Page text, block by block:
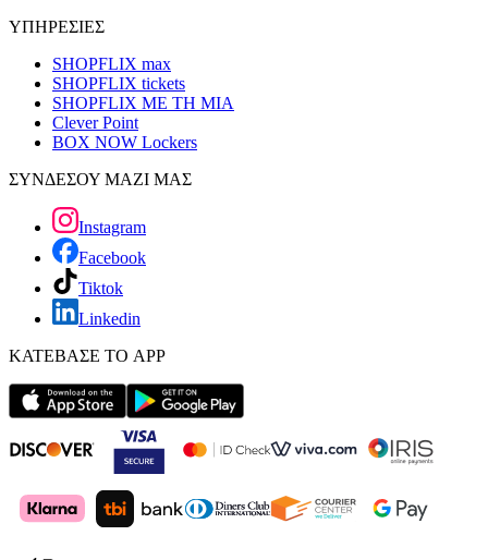
ΥΠΗΡΕΣΙΕΣ
SHOPFLIX max
SHOPFLIX tickets
SHOPFLIX ΜΕ ΤΗ ΜΙΑ
Clever Point
BOX NOW Lockers
ΣΥΝΔΕΣΟΥ ΜΑΖΙ ΜΑΣ
Instagram
Facebook
Tiktok
Linkedin
ΚΑΤΕΒΑΣΕ ΤΟ APP